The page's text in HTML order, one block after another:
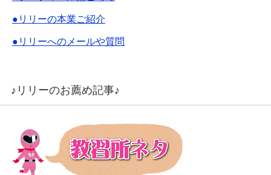
●リリーの本業ご紹介
●リリーへのメールや質問
♪リリーのお薦め記事♪